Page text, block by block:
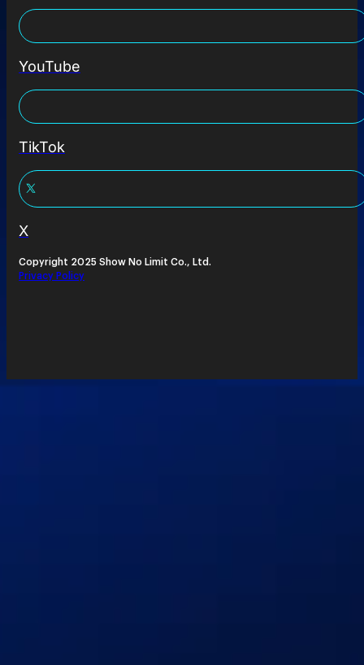
YouTube
TikTok
X
Copyright 2025 Show No Limit Co., Ltd.
Privacy Policy